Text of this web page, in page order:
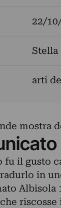
22/
Stella
arti
mostra
fu il gusto
in
Albisola